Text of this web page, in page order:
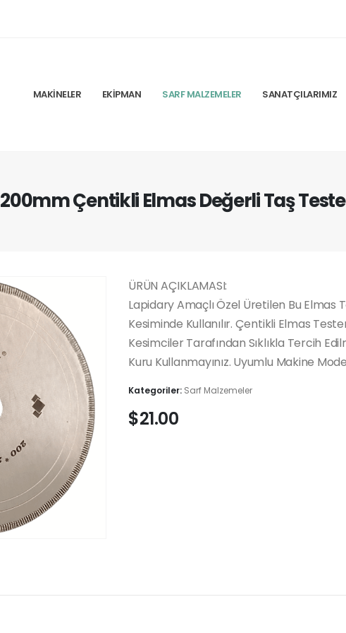
MAKINELER EKIPMAN SARF MALZEMELER SANATÇILARIMIZ
200mm Çentikli Elmas Değerli Taş
ÜRÜN AÇIKLAMASI:
Lapidary Amaçlı Özel Üretilen Bu
Kesiminde Kullanılır. Çentikli Elmas
Kesimciler Tarafından Sıklıkla Tercih
Kuru Kullanmayınız. Uyumlu Makine
Kategoriler: Sarf Malzemeler
$21.00